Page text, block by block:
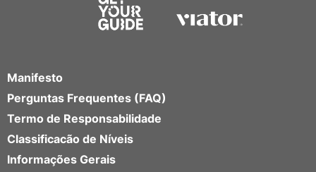
Manifesto
Perguntas Frequentes (FAQ)
Termo de Responsabilidade
Classificacão de Níveis
Informações Gerais